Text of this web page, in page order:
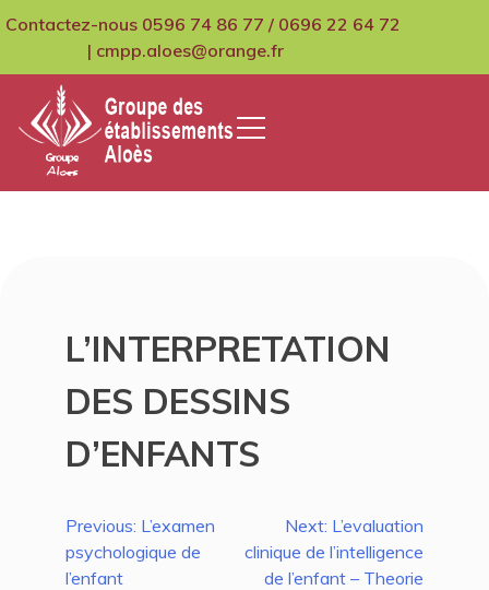
Contactez-nous 0596 74 86 77 / 0696 22 64 72
| cmpp.aloes@orange.fr
GCMPIH Aloes
L’INTERPRETATION
DES DESSINS
D’ENFANTS
Navigation
de
Previous: L’examen
psychologique de
l’enfant
Next: L’evaluation
clinique de l’intelligence
de l’enfant – Theorie